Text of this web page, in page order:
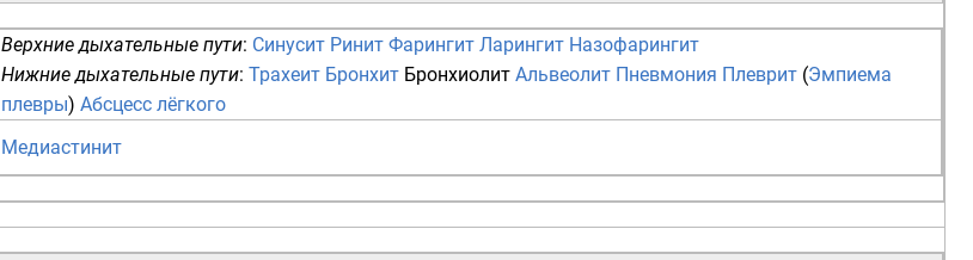
Верхние дыхательные пути: Синусит Ринит Фарингит Ларингит Назофарингит
Нижние дыхательные пути: Трахеит Бронхит Бронхиолит Альвеолит Пневмония Плеврит (Эмпиема
плевры) Абсцесс лёгкого
Медиастинит